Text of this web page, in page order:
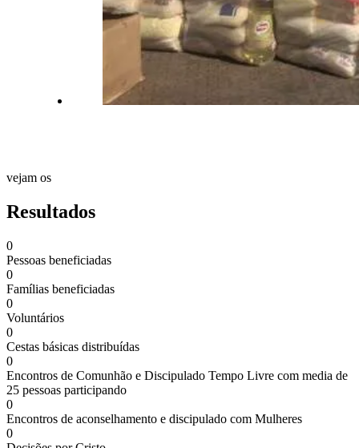
vejam os
Resultados
0
Pessoas beneficiadas
0
Famílias beneficiadas
0
Voluntários
0
Cestas básicas distribuídas
0
Encontros de Comunhão e Discipulado Tempo Livre com media de
25 pessoas participando
0
Encontros de aconselhamento e discipulado com Mulheres
0